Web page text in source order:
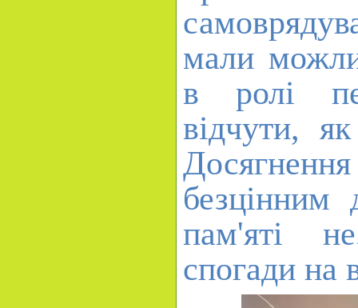
мали
в ролі
відчути,
безцінним
пам'яті
спогади на